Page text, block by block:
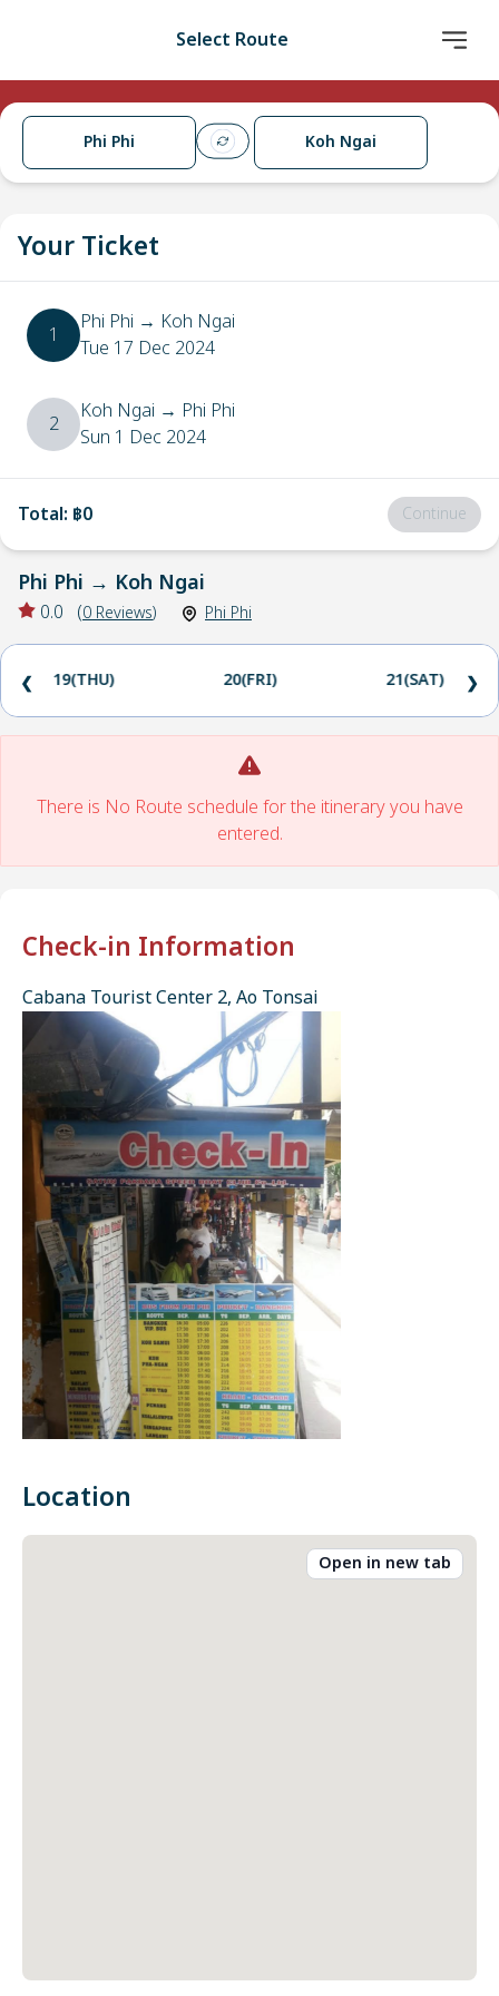
Select Route
Phi Phi Koh Ngai
Your Ticket
1 Phi Phi → Koh Ngai
Tue 17 Dec 2024
2 Koh Ngai → Phi Phi
Sun 1 Dec 2024
Total: ฿0 Continue
Phi Phi → Koh Ngai
0.0 (0 Reviews) Phi Phi
19(THU) 20(FRI) 21(SAT)
❮ ❯
There is No Route schedule for the itinerary you have
entered.
Check-in Information
Cabana Tourist Center 2, Ao Tonsai
Location
Open in new tab